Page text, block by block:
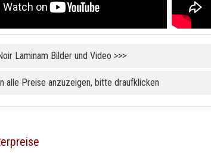
Laminam Bilder und Video >>>
alle Preise anzuzeigen, bitte draufklicken